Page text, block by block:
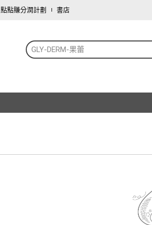
點點賺分潤計劃 書店
GLY-DERM-果蕾